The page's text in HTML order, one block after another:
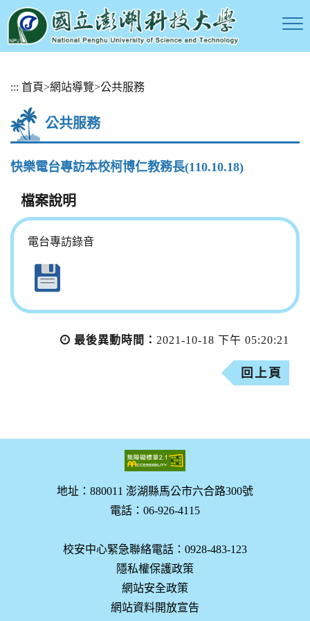
::: 首頁>網站導覽>公共服務
公共服務
快樂電台專訪本校柯博仁教務長(110.10.18)
檔案說明
電台專訪錄音
最後異動時間： 2021-10-18 下午 05:20:21
回上頁
地址：880011 澎湖縣馬公市六合路300號
電話：06-926-4115
校安中心緊急聯絡電話：0928-483-123
隱私權保護政策
網站安全政策
網站資料開放宣告